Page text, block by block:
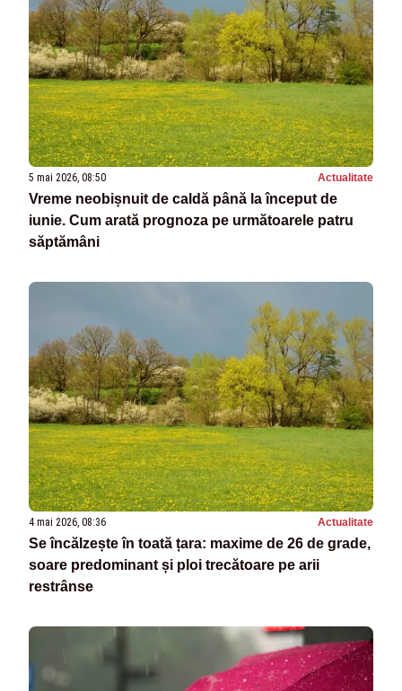
5 mai 2026, 08:50 Actualitate
Vreme neobișnuit de caldă până la început de
iunie. Cum arată prognoza pe următoarele patru
săptămâni
4 mai 2026, 08:36 Actualitate
Se încălzește în toată țara: maxime de 26 de grade,
soare predominant și ploi trecătoare pe arii
restrânse